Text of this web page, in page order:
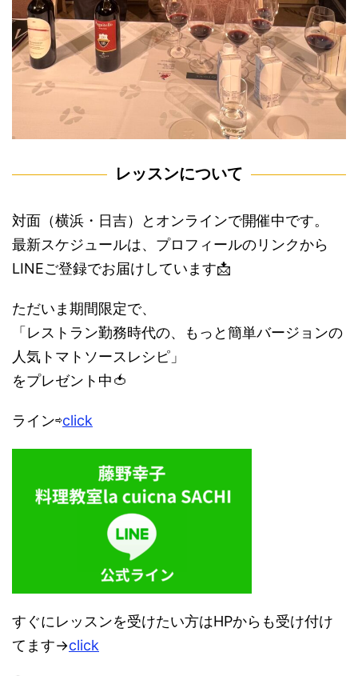
レッスンについて
対面（横浜・日吉）とオンラインで開催中です。
最新スケジュールは、プロフィールのリンクから
LINEご登録でお届けしています📩
ただいま期間限定で、
「レストラン勤務時代の、もっと簡単バージョンの
人気トマトソースレシピ」
をプレゼント中🍅
ライン⇨click
すぐにレッスンを受けたい方はHPからも受け付け
てます→click